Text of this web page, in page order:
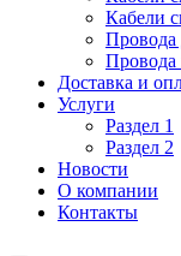
Кабели
Провода
Провода
Доставка и
Услуги
Раздел 1
Раздел 2
Новости
О компании
Контакты